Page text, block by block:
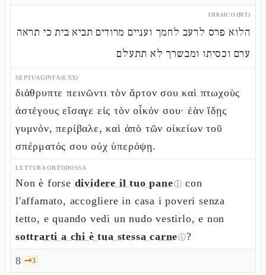
EBRAICO (MT)
הלוא פרס לרעב לחמך ועניים מרודים תביא בית כי תראה
ערם וכסיתו ומבשרך לא תתעלם
SEPTUAGINTA (LXX)
διάθρυπτε πεινῶντι τὸν ἄρτον σου καὶ πτωχοὺς
ἀστέγους εἴσαγε εἰς τὸν οἶκόν σου· ἐὰν ἴδῃς
γυμνόν, περίβαλε, καὶ ἀπὸ τῶν οἰκείων τοῦ
σπέρματός σου οὐχ ὑπερόψῃ.
LETTURA ORTODOSSA
Non è forse dividere il tuo paneⓘ con
l'affamato, accogliere in casa i poveri senza
tetto, e quando vedi un nudo vestirlo, e non
sottrarti a chi è tua stessa carneⓘ?
8 🗝️3